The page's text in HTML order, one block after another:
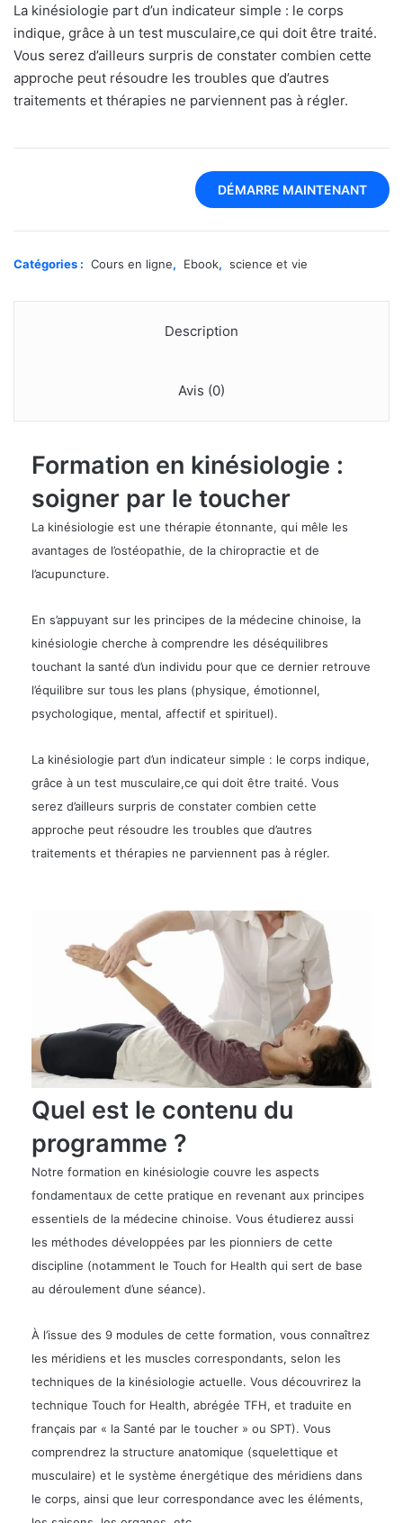
La kinésiologie part d’un indicateur simple : le corps
indique, grâce à un test musculaire,ce qui doit être traité.
Vous serez d’ailleurs surpris de constater combien cette
approche peut résoudre les troubles que d’autres
traitements et thérapies ne parviennent pas à régler.
DÉMARRE MAINTENANT
Catégories : Cours en ligne, Ebook, science et vie
Description
Avis (0)
Formation en kinésiologie :
soigner par le toucher
La kinésiologie est une thérapie étonnante, qui mêle les
avantages de l’ostéopathie, de la chiropractie et de
l’acupuncture.
En s’appuyant sur les principes de la médecine chinoise, la
kinésiologie cherche à comprendre les déséquilibres
touchant la santé d’un individu pour que ce dernier retrouve
l’équilibre sur tous les plans (physique, émotionnel,
psychologique, mental, affectif et spirituel).
La kinésiologie part d’un indicateur simple : le corps indique,
grâce à un test musculaire,ce qui doit être traité. Vous
serez d’ailleurs surpris de constater combien cette
approche peut résoudre les troubles que d’autres
traitements et thérapies ne parviennent pas à régler.
Quel est le contenu du
programme ?
Notre formation en kinésiologie couvre les aspects
fondamentaux de cette pratique en revenant aux principes
essentiels de la médecine chinoise. Vous étudierez aussi
les méthodes développées par les pionniers de cette
discipline (notamment le Touch for Health qui sert de base
au déroulement d’une séance).
À l’issue des 9 modules de cette formation, vous connaîtrez
les méridiens et les muscles correspondants, selon les
techniques de la kinésiologie actuelle. Vous découvrirez la
technique Touch for Health, abrégée TFH, et traduite en
français par « la Santé par le toucher » ou SPT). Vous
comprendrez la structure anatomique (squelettique et
musculaire) et le système énergétique des méridiens dans
le corps, ainsi que leur correspondance avec les éléments,